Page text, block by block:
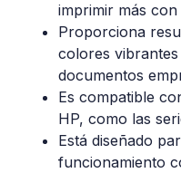
imprimir más
Proporciona
colores
documentos
Es compatible
HP, como las
Está diseñado
funcionamiento